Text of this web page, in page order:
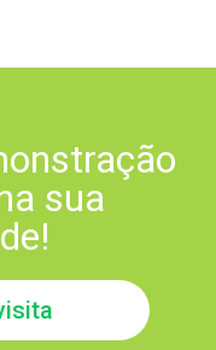
sua